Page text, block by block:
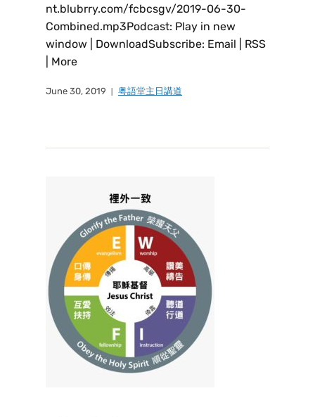
nt.blubrry.com/fcbcsgv/2019-06-30-
Combined.mp3Podcast: Play in new
window | DownloadSubscribe: Email | RSS
| More
June 30, 2019 粤語堂主日講道